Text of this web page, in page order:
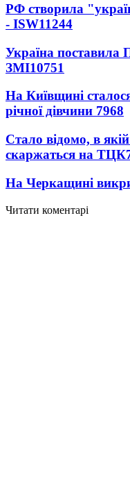
РФ створила
- ISW11244
Україна поставила
ЗМІ10751
На Київщині
річної дівчини 7968
Стало відомо, в
скаржаться на ТЦК
На Черкащині
Читати коментарі